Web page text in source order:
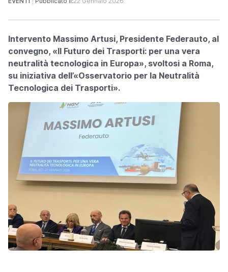
Intervento Massimo Artusi, Presidente Federauto, al
convegno, «Il Futuro dei Trasporti: per una vera
neutralità tecnologica in Europa», svoltosi a Roma,
su iniziativa dell’«Osservatorio per la Neutralità
Tecnologica dei Trasporti».